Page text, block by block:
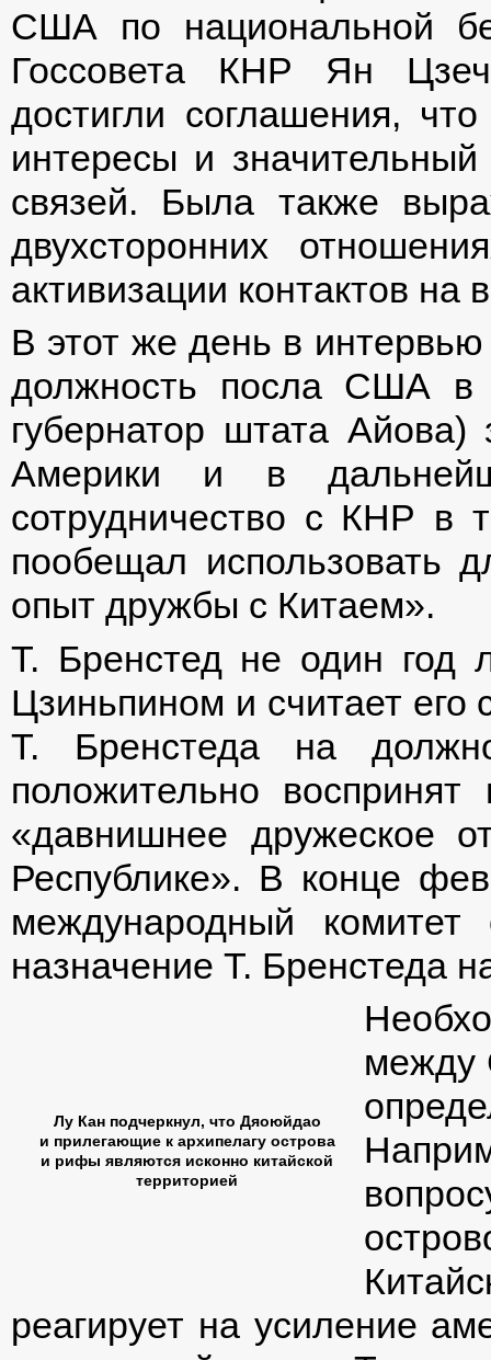
США по национальной
Госсовета КНР Ян
достигли соглашения,
интересы и
связей. Была также
двухсторонних
активизации контактов
В этот же день в
должность посла США в
губернатор штата
Америки и в
сотрудничество с КНР в
пообещал использовать
опыт дружбы с Китаем».
Т. Бренстед не один
Цзиньпином и считает
Т. Бренстеда на
положительно
«давнишнее дружеское
Республике». В конце
международный
назначение Т. Бренстеда
Лу Кан подчеркнул, что Дяоюйдао
и прилегающие к архипелагу острова
и рифы являются исконно китайской
территорией
между
реагирует на усиление